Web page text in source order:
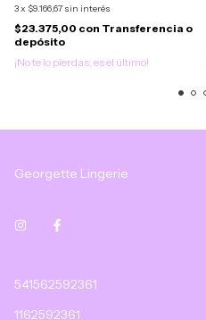
3x $9.166,67 sin interés
$23.375,00 con Transferencia o
depósito
¡No te lo pierdas, es el último!
Georgette Lingerie
541562592361
1162592361